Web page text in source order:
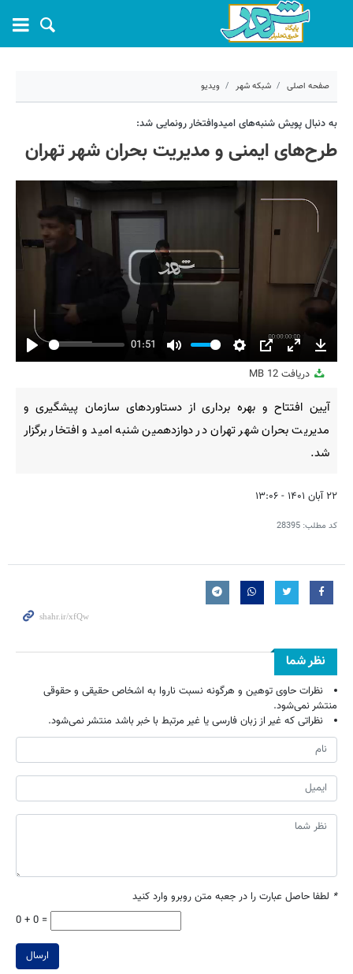
صفحه اصلی شبکه شهر ویدیو
۲۲ آبان ۱۴۰۱ - ۱۳:۰۶
کد مطلب: 28395
به دنبال پویش شنبه‌های امیدوافتخار رونمایی شد:
طرح‌های ایمنی و مدیریت بحران شهر تهران
Play
01:51
Mute
Settings
PIP
Enter
fullscreen
دریافت 12 MB
آیین افتتاح و بهره برداری از دستاوردهای سازمان پیشگیری و
مدیریت بحران شهر تهران در دوازدهمین شنبه امید و افتخار برگزار
شد.
۲۲ آبان ۱۴۰۱ - ۱۳:۰۶
کد مطلب: 28395
نظر شما
نظرات حاوی توهین و هرگونه نسبت ناروا به اشخاص حقیقی و حقوقی
منتشر نمی‌شود.
نظراتی که غیر از زبان فارسی یا غیر مرتبط با خبر باشد منتشر نمی‌شود.
* لطفا حاصل عبارت را در جعبه متن روبرو وارد کنید
0 + 0 =
ارسال